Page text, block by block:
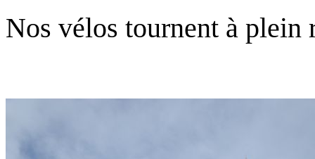
Nos vélos tournent à plein